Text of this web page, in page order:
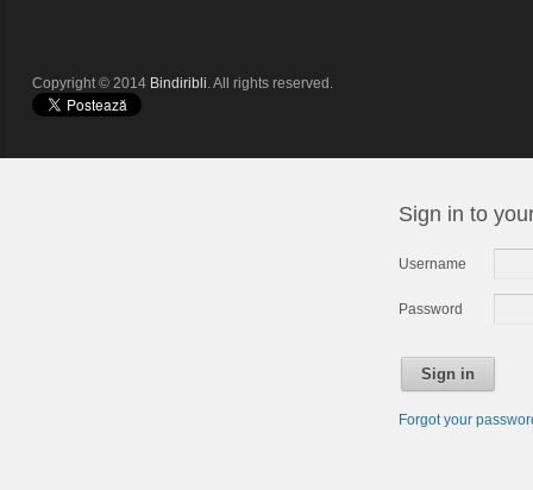
Copyright © 2014 Bindiribli. All rights reserved.
Sign in to
Username
Password
Sign in
Forgot your